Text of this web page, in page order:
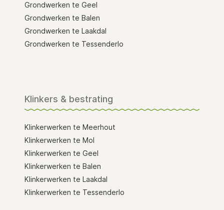
Grondwerken te Geel
Grondwerken te Balen
Grondwerken te Laakdal
Grondwerken te Tessenderlo
Klinkers & bestrating
Klinkerwerken te Meerhout
Klinkerwerken te Mol
Klinkerwerken te Geel
Klinkerwerken te Balen
Klinkerwerken te Laakdal
Klinkerwerken te Tessenderlo